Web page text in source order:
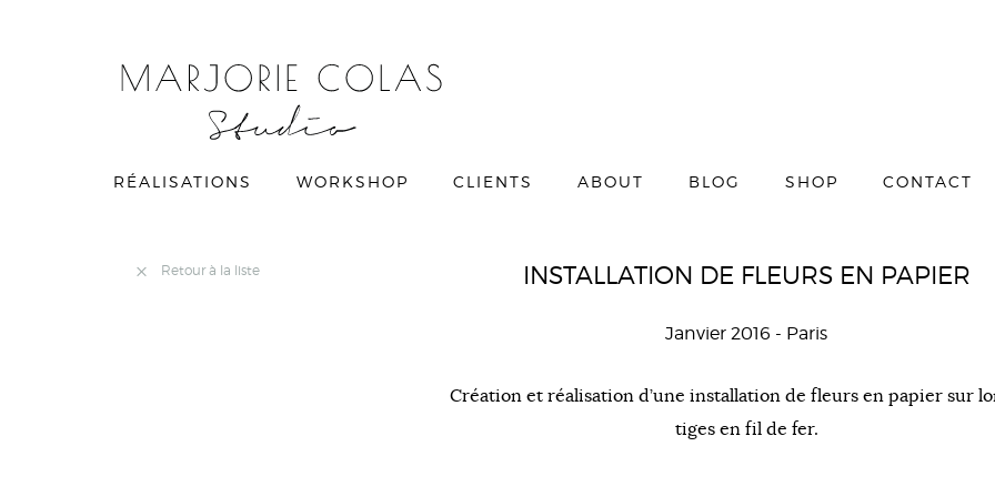
RÉALISATIONS WORKSHOP CLIENTS ABOUT BLOG SHOP CONTACT
Retour à la liste INSTALLATION DE FLEURS EN PAPIER
Janvier 2016 - Paris
Création et réalisation d’une installation de fleurs en papier sur
tiges en fil de fer.